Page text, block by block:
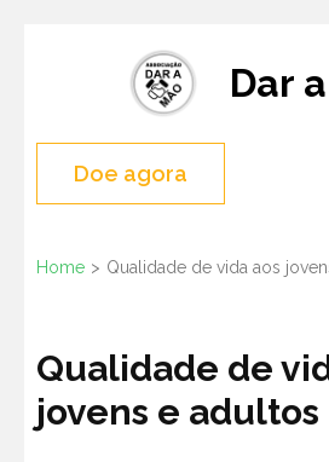
(Press
Enter)
Dar
Doe agora
Home > Qualidade de vida aos
Qualidade de
jovens e adultos